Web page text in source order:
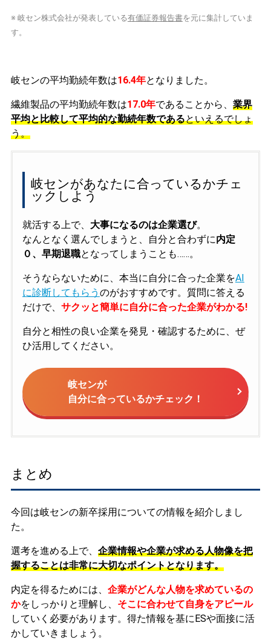
※ 岐セン株式会社が発表している有価証券報告書を元に集計していま
す。
岐センの平均勤続年数は16.4年となりました。
繊維製品の平均勤続年数は17.0年であることから、 業界
平均と比較して平均的な勤続年数であるといえるでしょ
う。
岐センがあなたに合っているかチェ
ックしよう
就活する上で、 大事になるのは企業選び。
なんとなく選んでしまうと、自分と合わずに内定
０、早期退職となってしまうことも……。
そうならないために、本当に自分に合った企業をAI
に診断してもらう のがおすすめです。質問に答える
だけで、 サクッと簡単に自分に合った企業がわかる!
自分と相性の良い企業を発見・確認するために、ぜ
ひ活用してください。
岐センが
自分に合っているかチェック！
まとめ
今回は岐センの新卒採用についての情報を紹介しまし
た。
選考を進める上で、 企業情報や企業が求める人物像を把
握することは非常に大切なポイントとなります。
内定を得るためには、 企業がどんな人物を求めているの
かをしっかりと理解し、 そこに合わせて自身をアピール
していく必要があります。 得た情報を基にESや面接に活
かしていきましょう。